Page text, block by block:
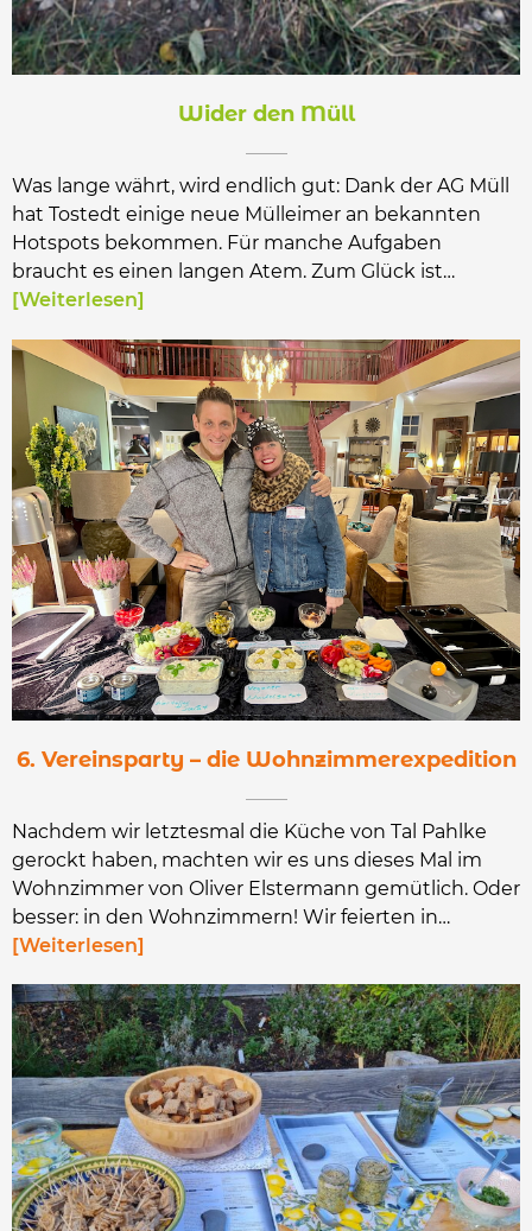
Wider den Müll
Was lange währt, wird endlich gut: Dank der AG Müll
hat Tostedt einige neue Mülleimer an bekannten
Hotspots bekommen. Für manche Aufgaben
braucht es einen langen Atem. Zum Glück ist…
Weiterlesen
6. Vereinsparty – die Wohnzimmerexpedition
Nachdem wir letztesmal die Küche von Tal Pahlke
gerockt haben, machten wir es uns dieses Mal im
Wohnzimmer von Oliver Elstermann gemütlich. Oder
besser: in den Wohnzimmern! Wir feierten in…
Weiterlesen